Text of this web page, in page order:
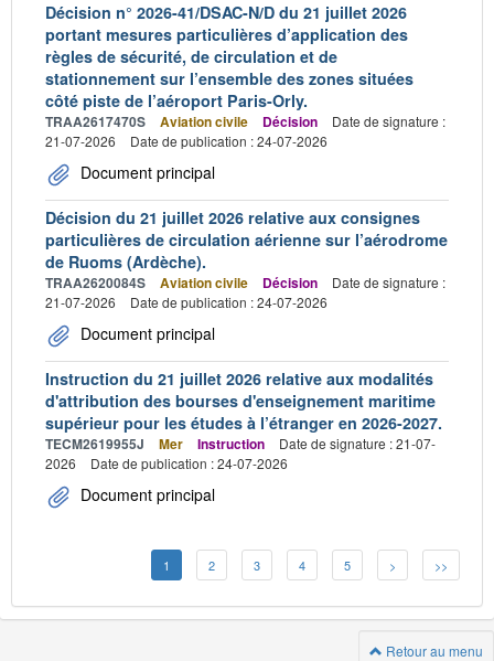
Décision n° 2026-41/DSAC-N/D du 21 juillet 2026
portant mesures particulières d’application des
règles de sécurité, de circulation et de
stationnement sur l’ensemble des zones situées
côté piste de l’aéroport Paris-Orly.
TRAA2617470S Aviation civile Décision
Date de signature :
21-07-2026
Date de publication : 24-07-2026
Document principal
Décision du 21 juillet 2026 relative aux consignes
particulières de circulation aérienne sur l’aérodrome
de Ruoms (Ardèche).
TRAA2620084S Aviation civile Décision
Date de signature :
21-07-2026
Date de publication : 24-07-2026
Document principal
Instruction du 21 juillet 2026 relative aux modalités
d'attribution des bourses d'enseignement maritime
supérieur pour les études à l’étranger en 2026-2027.
TECM2619955J Mer Instruction
Date de signature : 21-07-
2026
Date de publication : 24-07-2026
Document principal
1 2 3 4 5 > >>
Retour au menu